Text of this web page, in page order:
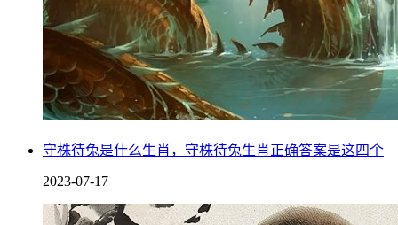
守株待兔是什么生肖，守株待兔生肖正确答案是这四个
2023-07-17